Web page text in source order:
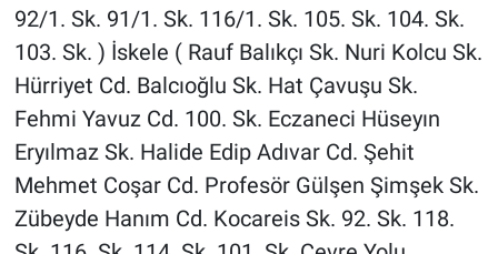
92/1. Sk. 91/1. Sk. 116/1. Sk. 105. Sk. 104. Sk.
103. Sk. ) İskele ( Rauf Balıkçı Sk. Nuri Kolcu Sk.
Hürriyet Cd. Balcıoğlu Sk. Hat Çavuşu Sk.
Fehmi Yavuz Cd. 100. Sk. Eczaneci Hüseyın
Eryılmaz Sk. Halide Edip Adıvar Cd. Şehit
Mehmet Coşar Cd. Profesör Gülşen Şimşek Sk.
Zübeyde Hanım Cd. Kocareis Sk. 92. Sk. 118.